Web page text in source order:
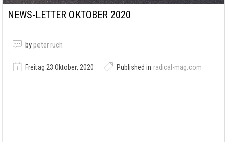
NEWS-LETTER OKTOBER 2020
by peter ruch
Freitag 23 Oktober, 2020 Published in radical-mag.com